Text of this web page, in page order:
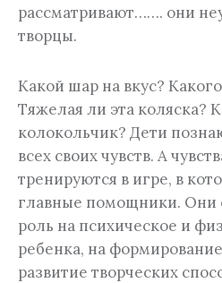
рассматривают……. они
творцы.
Какой шар на вкус?
Тяжелая ли эта коляска?
колокольчик? Дети
всех своих чувств. А
тренируются в игре, в
главные помощники. Они
роль на психическое и
ребенка, на
развитие творческих